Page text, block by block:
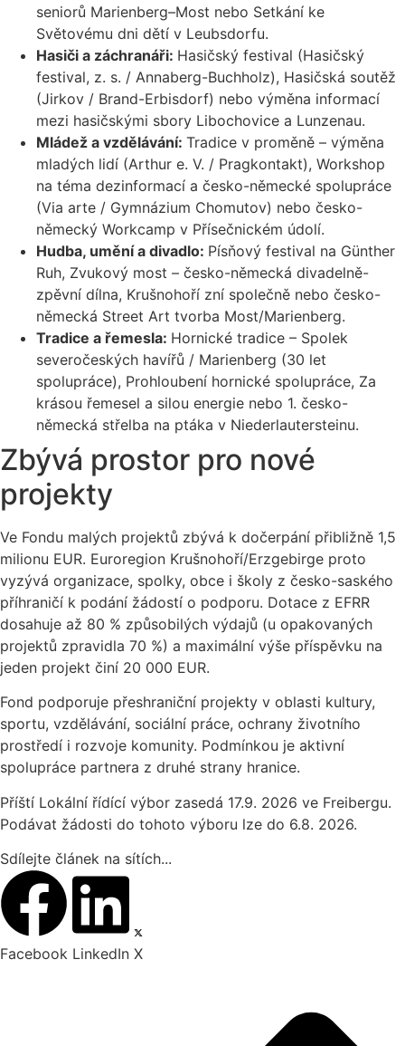
seniorů Marienberg–Most nebo Setkání ke
Světovému dni dětí v Leubsdorfu.
Hasiči a záchranáři: Hasičský festival (Hasičský
festival, z. s. / Annaberg-Buchholz), Hasičská soutěž
(Jirkov / Brand-Erbisdorf) nebo výměna informací
mezi hasičskými sbory Libochovice a Lunzenau.
Mládež a vzdělávání: Tradice v proměně – výměna
mladých lidí (Arthur e. V. / Pragkontakt), Workshop
na téma dezinformací a česko-německé spolupráce
(Via arte / Gymnázium Chomutov) nebo česko-
německý Workcamp v Přísečnickém údolí.
Hudba, umění a divadlo: Písňový festival na Günther
Ruh, Zvukový most – česko-německá divadelně-
zpěvní dílna, Krušnohoří zní společně nebo česko-
německá Street Art tvorba Most/Marienberg.
Tradice a řemesla: Hornické tradice – Spolek
severočeských havířů / Marienberg (30 let
spolupráce), Prohloubení hornické spolupráce, Za
krásou řemesel a silou energie nebo 1. česko-
německá střelba na ptáka v Niederlautersteinu.
Zbývá prostor pro nové
projekty
Ve Fondu malých projektů zbývá k dočerpání přibližně 1,5
milionu EUR. Euroregion Krušnohoří/Erzgebirge proto
vyzývá organizace, spolky, obce i školy z česko-saského
příhraničí k podání žádostí o podporu. Dotace z EFRR
dosahuje až 80 % způsobilých výdajů (u opakovaných
projektů zpravidla 70 %) a maximální výše příspěvku na
jeden projekt činí 20 000 EUR.
Fond podporuje přeshraniční projekty v oblasti kultury,
sportu, vzdělávání, sociální práce, ochrany životního
prostředí i rozvoje komunity. Podmínkou je aktivní
spolupráce partnera z druhé strany hranice.
Příští Lokální řídící výbor zasedá 17.9. 2026 ve Freibergu.
Podávat žádosti do tohoto výboru lze do 6.8. 2026.
Sdílejte článek na sítích...
Facebook LinkedIn X